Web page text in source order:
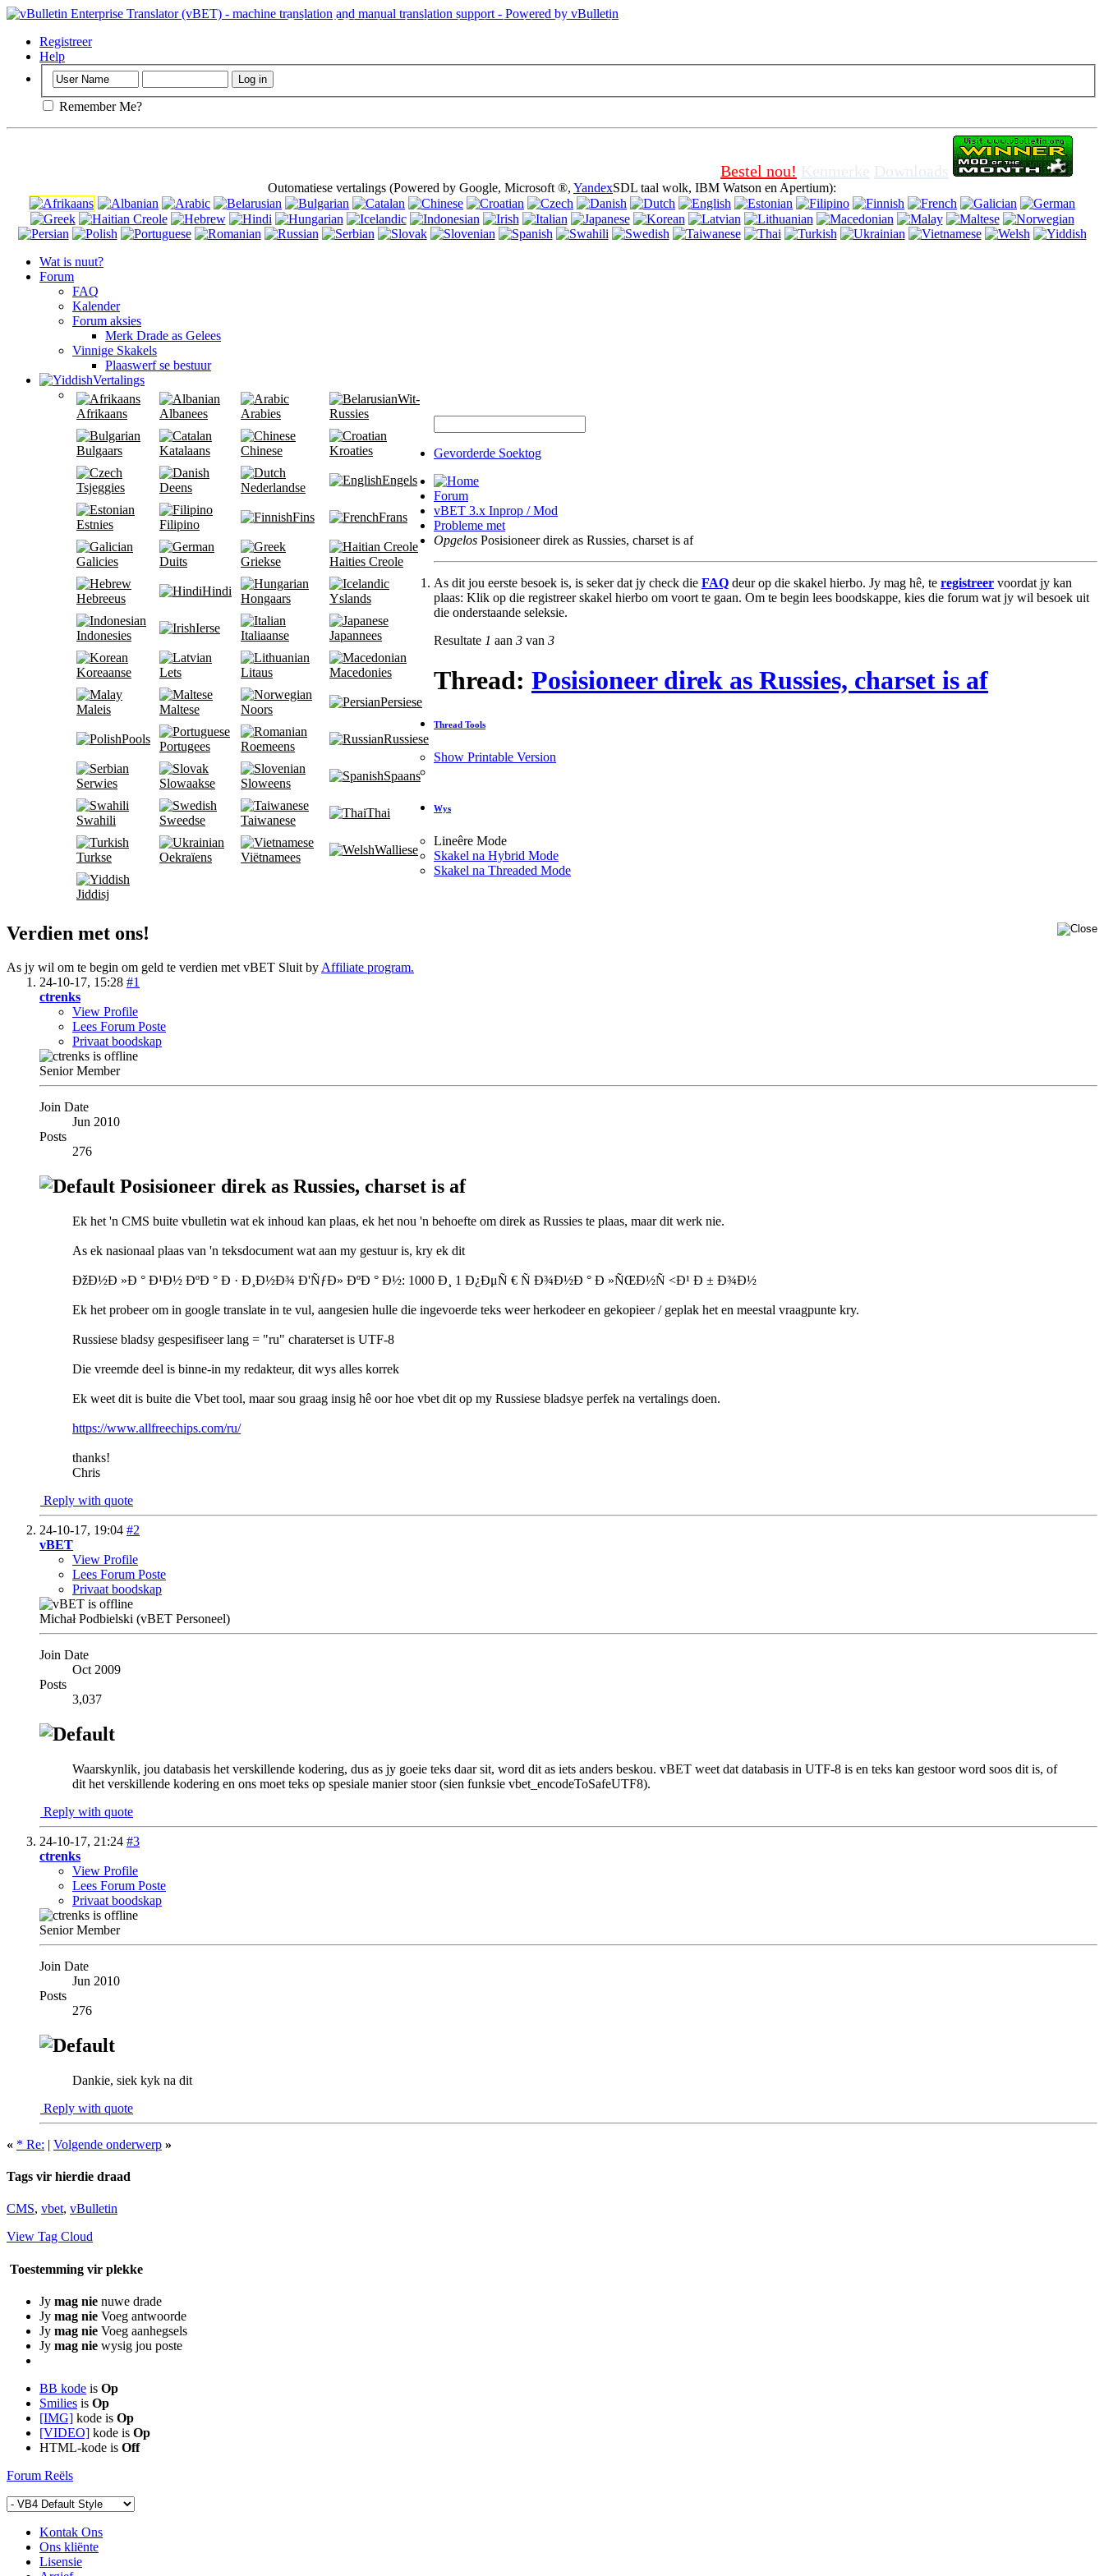
BelangrikDit is die gebruik van koekies (cookies). Die gebruik van hierdie webtuiste sonder om te draai af koekies in die leser, beteken dat jy saam vir die
Registreer
Help
Remember Me?
Bestel nou! Kenmerke Downloads
Outomatiese vertalings (Powered by Google, Microsoft ®, YandexSDL taal wolk, IBM Watson en Apertium):
Wat is nuut?
Forum
FAQ
Kalender
Forum aksies
Merk Drade as Gelees
Vinnige Skakels
Plaaswerf se bestuur
Vertalings
Afrikaans Albanees Arabies
Wit-
Russies
Bulgaars Katalaans Chinese Kroaties
Tsjeggies Deens Nederlandse
Engels
Estnies Filipino
Fins Frans
Galicies Duits Griekse Haities Creole
Hebreeus
Hindi
Hongaars Yslands
Indonesies
Ierse
Italiaanse Japannees
Koreaanse Lets Litaus Macedonies
Maleis Maltese Noors
Persiese
Pools
Portugees Roemeens
Russiese
Serwies Slowaakse Sloweens
Spaans
Swahili Sweedse Taiwanese
Thai
Turkse Oekraïens Viëtnamees
Walliese
Jiddisj
Gevorderde Soektog
Forum
vBET 3.x Inprop / Mod
Probleme met
Opgelos Posisioneer direk as Russies, charset is af
Verdien met ons!
As jy wil om te begin om geld te verdien met vBET Sluit byAffiliate program.
As dit jou eerste besoek is, is seker dat jy check die FAQ deur op die skakel hierbo. Jy mag hê, te registreer voordat jy kan
plaas: Klik op die registreer skakel hierbo om voort te gaan. Om te begin lees boodskappe, kies die forum wat jy wil besoek uit
die onderstaande seleksie.
Resultate 1 aan 3 van 3
Thread: Posisioneer direk as Russies, charset is af
Thread Tools
Show Printable Version
Wys
Lineêre Mode
Skakel na Hybrid Mode
Skakel na Threaded Mode
24-10-17, 15:28 #1
ctrenks
View Profile
Lees Forum Poste
Privaat boodskap
Senior Member
Join Date
Jun 2010
Posts
276
Posisioneer direk as Russies, charset is af
Ek het 'n CMS buite vbulletin wat ek inhoud kan plaas, ek het nou 'n behoefte om direk as Russies te plaas, maar dit werk nie.
As ek nasionaal plaas van 'n teksdocument wat aan my gestuur is, kry ek dit
ÐžÐ½Ð »Ð ° Ð¹Ð½ ÐºÐ ° Ð · Ð¸Ð½Ð¾ Ð'ÑƒÐ» ÐºÐ ° Ð½: 1000 Ð¸ 1 Ð¿ÐμÑ € Ñ Ð¾Ð½Ð ° Ð »ÑŒÐ½Ñ <Ð¹ Ð ± Ð¾Ð½
Ek het probeer om in google translate in te vul, aangesien hulle die ingevoerde teks weer herkodeer en gekopieer / geplak het en meestal vraagpunte kry.
Russiese bladsy gespesifiseer lang = "ru" charaterset is UTF-8
Die vreemde deel is binne-in my redakteur, dit wys alles korrek
Ek weet dit is buite die Vbet tool, maar sou graag insig hê oor hoe vbet dit op my Russiese bladsye perfek na vertalings doen.
https://www.allfreechips.com/ru/
thanks!
Chris
Reply with quote
24-10-17, 19:04 #2
vBET
View Profile
Lees Forum Poste
Privaat boodskap
Michał Podbielski (vBET Personeel)
Join Date
Oct 2009
Posts
3,037
Waarskynlik, jou databasis het verskillende kodering, dus as jy goeie teks daar sit, word dit as iets anders beskou. vBET weet dat databasis in UTF-8 is en teks kan gestoor word soos dit is, of
dit het verskillende kodering en ons moet teks op spesiale manier stoor (sien funksie vbet_encodeToSafeUTF8).
Reply with quote
24-10-17, 21:24 #3
ctrenks
View Profile
Lees Forum Poste
Privaat boodskap
Senior Member
Join Date
Jun 2010
Posts
276
Dankie, siek kyk na dit
Reply with quote
« * Re: | Volgende onderwerp »
Tags vir hierdie draad
CMS, vbet, vBulletin
View Tag Cloud
Toestemming vir plekke
Jy mag nie nuwe drade
Jy mag nie Voeg antwoorde
Jy mag nie Voeg aanhegsels
Jy mag nie wysig jou poste
BB kode is Op
Smilies is Op
[IMG] kode is Op
[VIDEO] kode is Op
HTML-kode is Off
Forum Reëls
Kontak Ons
Ons kliënte
Lisensie